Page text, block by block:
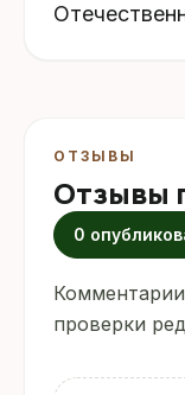
ОТЗЫВЫ
Отзывы
0
проверки